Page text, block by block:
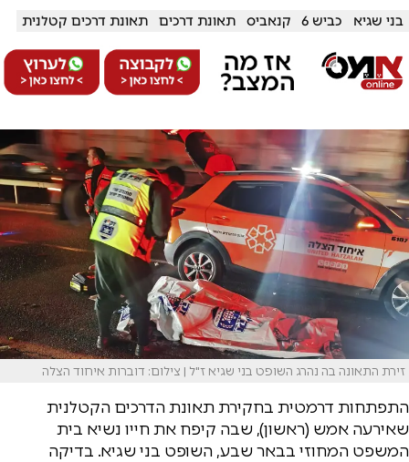
בני שגיא כביש 6 קנאביס תאונת דרכים תאונת דרכים קטלנית
זירת התאונה בה נהרג השופט בני שגיא ז"ל | צילום: דוברות איחוד הצלה
התפתחות דרמטית בחקירת תאונת הדרכים הקטלנית
שאירעה אמש (ראשון), שבה קיפח את חייו נשיא בית
המשפט המחוזי בבאר שבע, השופט בני שגיא. בדיקה